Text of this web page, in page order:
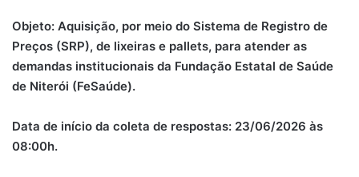
Objeto: Aquisição, por meio do Sistema de Registro de
Preços (SRP), de lixeiras e pallets, para atender as
demandas institucionais da Fundação Estatal de Saúde
de Niterói (FeSaúde).
Data de início da coleta de respostas: 23/06/2026 às
08:00h.